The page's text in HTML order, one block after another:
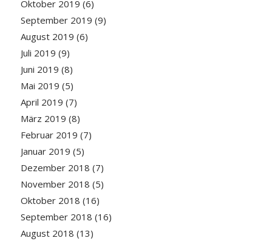
Oktober 2019 (6)
September 2019 (9)
August 2019 (6)
Juli 2019 (9)
Juni 2019 (8)
Mai 2019 (5)
April 2019 (7)
März 2019 (8)
Februar 2019 (7)
Januar 2019 (5)
Dezember 2018 (7)
November 2018 (5)
Oktober 2018 (16)
September 2018 (16)
August 2018 (13)